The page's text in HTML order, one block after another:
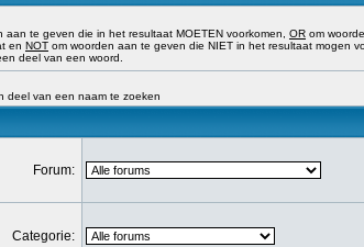
aan te geven die in het resultaat MOETEN voorkomen, OR om
en NOT om woorden aan te geven die NIET in het resultaat mogen
deel van een woord.
deel van een naam te zoeken
Forum:
Categorie: